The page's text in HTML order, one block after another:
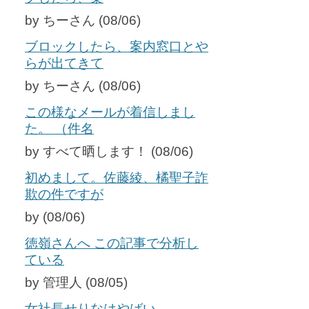
by ちーさん (08/06)
ブロックしたら、案内窓口とや
らが出てきて
by ちーさん (08/06)
この様なメールが着信しまし
た。 （件名
by すべて晒します！ (08/06)
初めまして。佐藤綾、橘聖子詐
欺の件ですが
by (08/06)
徳嶺さんへ この記事で分析し
ている
by 管理人 (08/05)